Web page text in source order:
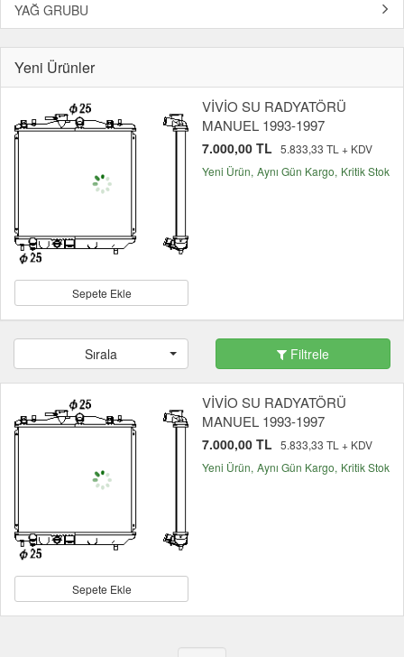
YAĞ GRUBU
Yeni Ürünler
Sepete Ekle
VİVİO SU RADYATÖRÜ
MANUEL 1993-1997
7.000,00 TL 5.833,33 TL + KDV
Yeni Ürün Aynı Gün Kargo Kritik Stok
Sırala Filtrele
Sepete Ekle
VİVİO SU RADYATÖRÜ
MANUEL 1993-1997
7.000,00 TL 5.833,33 TL + KDV
Yeni Ürün Aynı Gün Kargo Kritik Stok